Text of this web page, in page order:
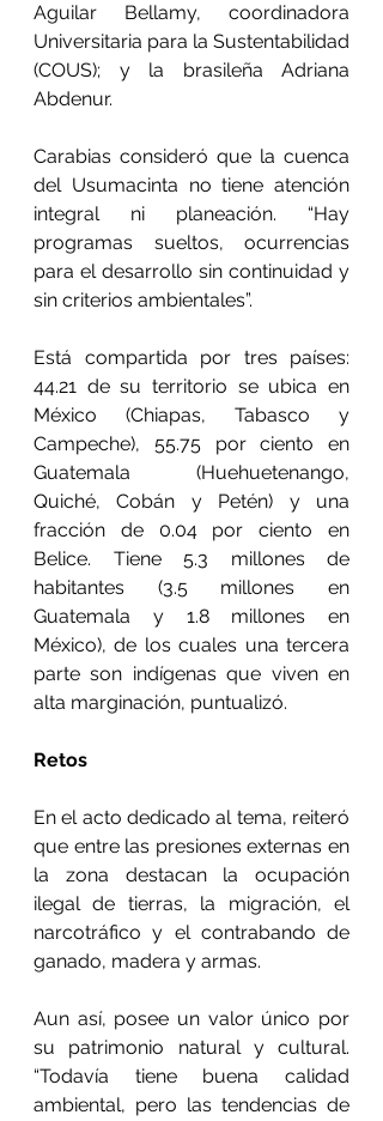
Aguilar Bellamy, coordinadora
Universitaria para la Sustentabilidad
(COUS); y la brasileña Adriana
Abdenur.
Carabias consideró que la cuenca
del Usumacinta no tiene atención
integral ni planeación. “Hay
programas sueltos, ocurrencias
para el desarrollo sin continuidad y
sin criterios ambientales”.
Está compartida por tres países:
44.21 de su territorio se ubica en
México (Chiapas, Tabasco y
Campeche), 55.75 por ciento en
Guatemala (Huehuetenango,
Quiché, Cobán y Petén) y una
fracción de 0.04 por ciento en
Belice. Tiene 5.3 millones de
habitantes (3.5 millones en
Guatemala y 1.8 millones en
México), de los cuales una tercera
parte son indígenas que viven en
alta marginación, puntualizó.
Retos
En el acto dedicado al tema, reiteró
que entre las presiones externas en
la zona destacan la ocupación
ilegal de tierras, la migración, el
narcotráfico y el contrabando de
ganado, madera y armas.
Aun así, posee un valor único por
su patrimonio natural y cultural.
“Todavía tiene buena calidad
ambiental, pero las tendencias de